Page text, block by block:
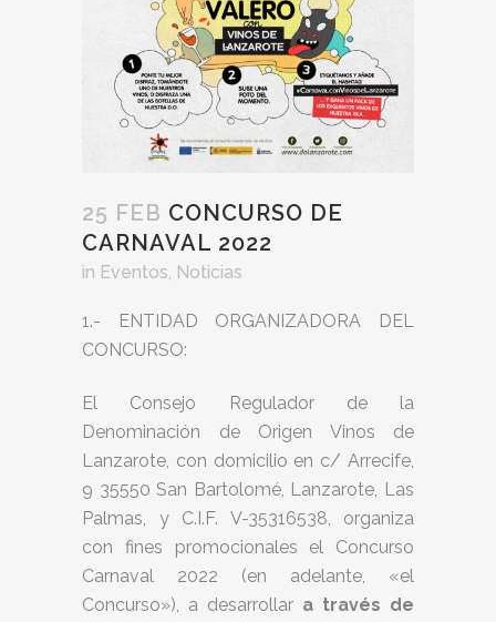
25 FEB CONCURSO DE
CARNAVAL 2022
in Eventos, Noticias
1.- ENTIDAD ORGANIZADORA DEL
CONCURSO:
El Consejo Regulador de la
Denominación de Origen Vinos de
Lanzarote, con domicilio en c/ Arrecife,
9 35550 San Bartolomé, Lanzarote, Las
Palmas, y C.I.F. V-35316538, organiza
con fines promocionales el Concurso
Carnaval 2022 (en adelante, «el
Concurso»), a desarrollar a través de